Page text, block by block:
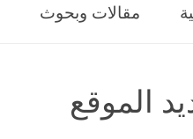
مقالات وبحوث
الموقع